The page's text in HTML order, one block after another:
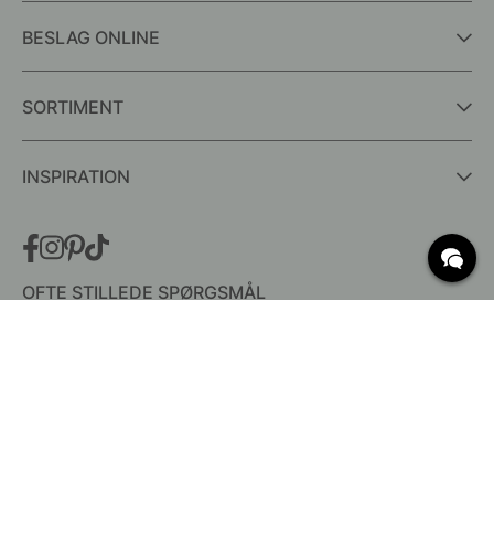
BESLAG ONLINE
SORTIMENT
INSPIRATION
OFTE STILLEDE SPØRGSMÅL